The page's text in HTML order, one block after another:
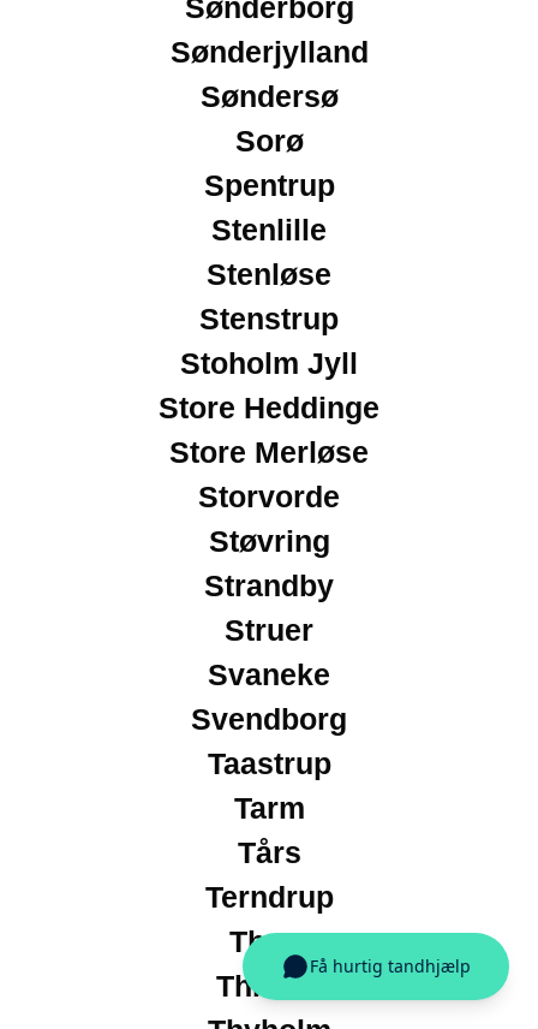
Sønderborg
Sønderjylland
Søndersø
Sorø
Spentrup
Stenlille
Stenløse
Stenstrup
Stoholm Jyll
Store Heddinge
Store Merløse
Storvorde
Støvring
Strandby
Struer
Svaneke
Svendborg
Taastrup
Tarm
Tårs
Terndrup
Them
Thisted